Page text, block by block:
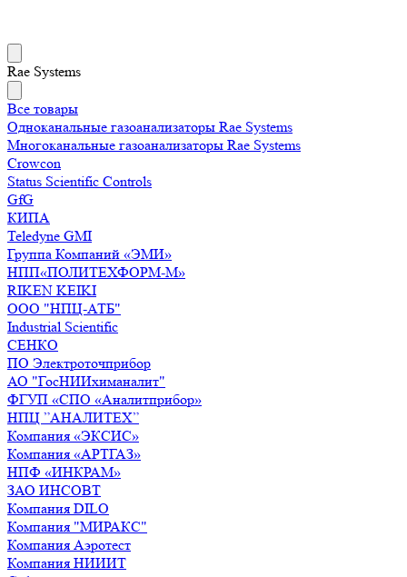
Rae Systems
Все товары
Одноканальные газоанализаторы Rae Systems
Многоканальные газоанализаторы Rae Systems
Crowcon
Status Scientific Controls
GfG
КИПА
Teledyne GMI
Группа Компаний «ЭМИ»
НПП«ПОЛИТЕХФОРМ-М»
RIKEN KEIKI
ООО "НПЦ-АТБ"
Industrial Scientific
СЕНКО
ПО Электроточприбор
АО "ГосНИИхиманалит"
ФГУП «СПО «Аналитприбор»
НПЦ ”АНАЛИТЕХ”
Компания «ЭКСИС»
Компания «АРТГАЗ»
НПФ «ИНКРАМ»
ЗАО ИНСОВТ
Компания DILO
Компания "МИРАКС"
Компания Аэротест
Компания НИИИТ